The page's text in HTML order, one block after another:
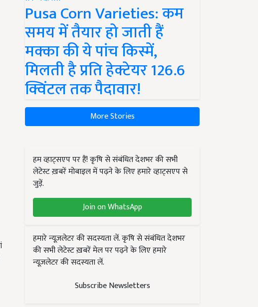
Pusa Corn Varieties: कम
समय में तैयार हो जाती हैं
मक्का की ये पांच किस्में,
मिलती है प्रति हेक्टेयर 126.6
क्विंटल तक पैदावार!
More Stories
हम व्हाट्सएप पर हैं! कृषि से संबंधित देशभर की सभी
लेटेस्ट ख़बरें मोबाइल में पढ़ने के लिए हमारे व्हाट्सएप से
जुड़ें.
Join on WhatsApp
हमारे न्यूज़लेटर की सदस्यता लें. कृषि से संबंधित देशभर
की सभी लेटेस्ट ख़बरें मेल पर पढ़ने के लिए हमारे
न्यूज़लेटर की सदस्यता लें.
Subscribe Newsletters